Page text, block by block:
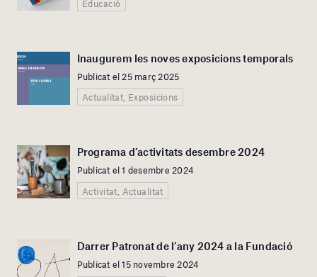
Educació
Inaugurem les noves exposicions temporals
Publicat el 25 març 2025
Actualitat, Exposicions
Programa d’activitats desembre 2024
Publicat el 1 desembre 2024
Activitat, Actualitat
Darrer Patronat de l’any 2024 a la Fundació
Publicat el 15 novembre 2024